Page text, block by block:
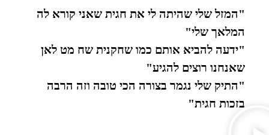
"המזל שלי שהיתה לי את חגית שאני קורא לה
המלאך שלי"
"ידעה להביא אותם כמו שחקנית שח מט לאן
שאנחנו רוצים להגיע"
"התיק שלי נגמר בצורה הכי טובה וזה הרבה
בזכות חגית"